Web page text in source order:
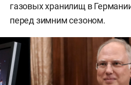
газовых хранилищ в
перед зимним сезоном.